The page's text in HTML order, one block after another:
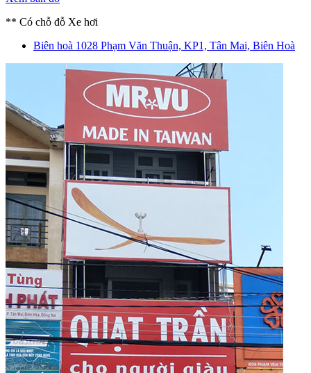
** Có chỗ đỗ Xe hơi
Biên hoà 1028 Phạm Văn Thuận, KP1, Tân Mai, Biên Hoà